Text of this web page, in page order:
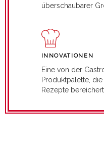
überschaubarer
INNOVATIONEN
Eine von der
Produktpalette,
Rezepte